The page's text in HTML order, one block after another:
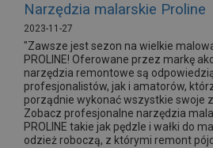
Narzędzia malarskie Proline
2023-11-27
"Zawsze jest sezon na wielkie
PROLINE! Oferowane przez markę
narzędzia remontowe są
profesjonalistów, jak i amatorów,
porządnie wykonać wszystkie swoje
Zobacz profesjonalne narzędzia
PROLINE takie jak pędzle i wałki do
odzież roboczą, z którymi remont